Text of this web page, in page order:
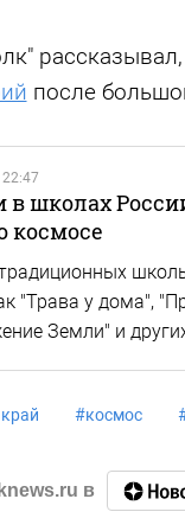
рассказывал,
после
в школах
космосе
"Трава у дома",
Земли" и
#космос
в